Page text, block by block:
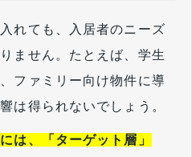
れても、入居者のニーズ
ません。たとえば、学生
ファミリー向け物件に導
は得られないでしょう。
は、「ターゲット層」